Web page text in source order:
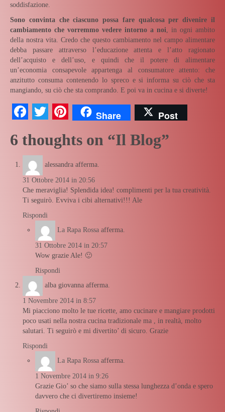
soddisfazione.
Sono convinta che ciascuno possa fare qualcosa per divenire il
cambiamento che vorremmo vedere intorno a noi , in ogni ambito
della nostra vita. Credo che questo cambiamento nel campo alimentare
debba passare attraverso l’educazione attenta e l’atto ragionato
dell’acquisto e dell’uso, e quindi che il potere di alimentare
un’economia consapevole appartenga al consumatore attento: che
anzitutto consuma contenendo lo spreco e si informa su ciò che sta
mangiando, su ciò che sta comprando. E poi va in cucina e si diverte!
Facebook
TwitterPinterest
Share Post
6 thoughts on “Il Blog”
alessandra afferma.
31 Ottobre 2014 in 20:56
Che meraviglia! Splendida idea! complimenti per la tua creatività.
Ti seguirò. Evviva i cibi alternativi!!! Ale
Rispondi
La Rapa Rossa afferma.
31 Ottobre 2014 in 20:57
Wow grazie Ale! 🙂
Rispondi
alba giovanna afferma.
1 Novembre 2014 in 8:57
Mi piacciono molto le tue ricette, amo cucinare e mangiare prodotti
poco usati nella nostra cucina tradizionale ma , in realtà, molto
salutari. Ti seguirò e mi divertito’ di sicuro. Grazie
Rispondi
La Rapa Rossa afferma.
1 Novembre 2014 in 9:26
Grazie Gio’ so che siamo sulla stessa lunghezza d’onda e spero
davvero che ci divertiremo insieme!